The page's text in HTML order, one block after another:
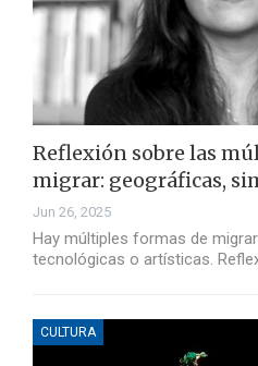
Reflexión sobre las
migrar: geográficas,
Jun 26, 2025
Hay múltiples formas de
tecnológicas o artísticas.
CULTURA